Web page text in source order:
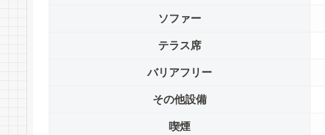
ソファー
テラス席
バリアフリー
その他設備
喫煙